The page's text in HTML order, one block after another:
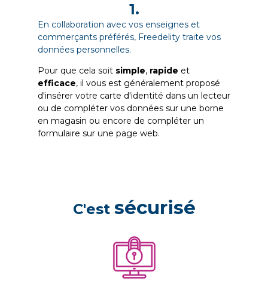
1.
En collaboration avec vos enseignes et
commerçants préférés, Freedelity traite vos
données personnelles.
Pour que cela soit simple, rapide et
efficace, il vous est généralement proposé
d'insérer votre carte d'identité dans un lecteur
ou de compléter vos données sur une borne
en magasin ou encore de compléter un
formulaire sur une page web.
C'est sécurisé